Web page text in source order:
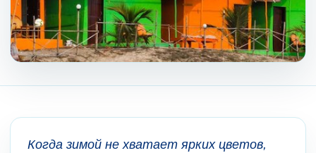
Когда зимой не хватает ярких цветов,